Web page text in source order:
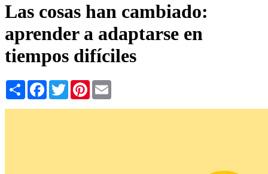
Las cosas han cambiado:
aprender a adaptarse en
tiempos difíciles
Share Facebook
TwitterPinterest